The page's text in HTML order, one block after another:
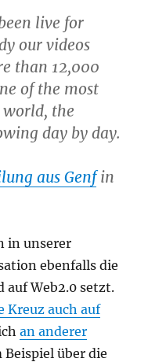
live for
our videos
than 12,000
of the most
world, the
day by day.
aus Genfin
in unserer
ebenfalls die
auf Web2.0 setzt.
Kreuz auch auf
an anderer
über die